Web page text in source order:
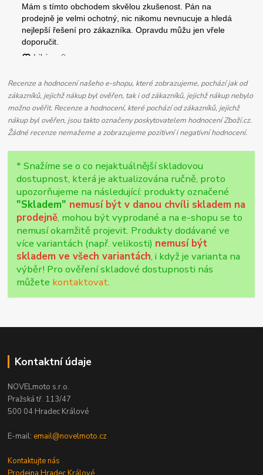
Recenze a hodnocení našeho e-shopu, které zobrazujeme, pochází jak od
zákazníků, jejichž nákup byl ověřen, tak i od zákazníků, jejichž nákup nebylo
možno ověřit. Recenze a hodnocení, které pochází od zákazníků, jejichž
nákup byl ověřen, jsou takto označeny poskytovatelem hodnocení Zboží.cz.
Žádné recenze nemažeme a zobrazujeme pozitivní i negativní hodnocení.
* Snažíme se o co nejaktuálnější skladovou
dostupnost, která je aktualizována ručně, proto
upozorňujeme na následující: produkty označené
"Skladem" nemusí být v danou chvíli skladem na
prodejně, mohou být vyprodané a na e-shopu se to
nemusí okamžitě projevit. Produkty dodávané ve
více variantách (např. velikosti) nemusí být
skladem ve všech variantách, i když je varianta na
výběr! Pro ověření skladové dostupnosti nás
můžete kontaktovat.
Kontaktní údaje
NOVELmoto s.r.o.
Pražská tř. 113/47
500 04 Hradec Králové
E-mail: email@novelmoto.cz
Kontaktujte nás